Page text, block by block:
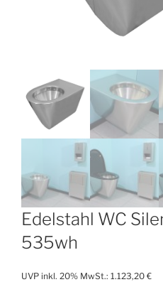
Edelstahl WC
535wh
UVP inkl. 20% MwSt.: 1.123,20 €